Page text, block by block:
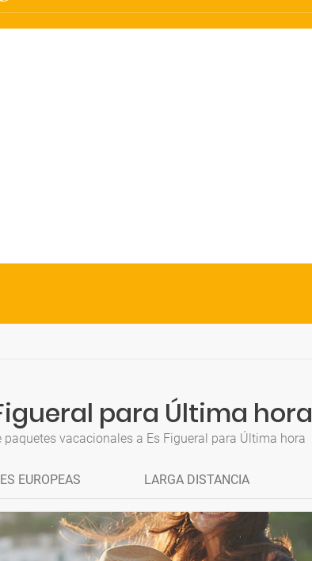
para Última hora
vacacionales a Es Figueral para Última hora
EUROPEAS LARGA DISTANCIA